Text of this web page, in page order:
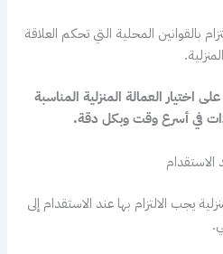
بالقوانين المحلية التي تحكم العلاقة
العمالة المنزلية المناسبة
في أسرع وقت وبكل دقة.
الاستقدام
يجب الالتزام بها عند الاستقدام إلى